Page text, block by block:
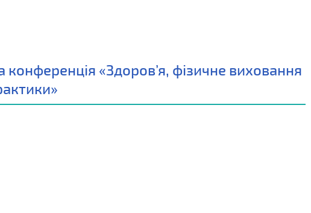
«Здоров’я, фізичне виховання